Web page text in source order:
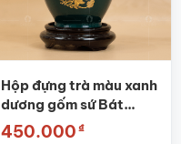
Hộp đựng trà màu xanh
dương gốm sứ Bát
Tràng SG-BĐT04
450.000 ₫